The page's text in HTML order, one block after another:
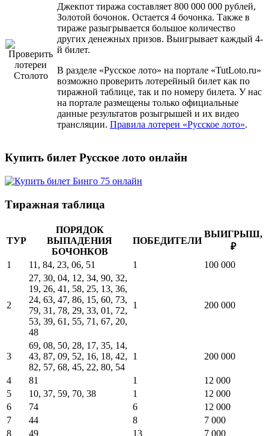
Джекпот тиража составляет 800 000 000 рублей,
Золотой бочонок. Остается 4 бочонка. Также в
тираже разыгрывается большое количество
других денежных призов. Выигрывает каждый 4-
й билет.
В разделе «Русское лото» на портале «TutLoto.ru»
возможно проверить лотерейный билет как по
тиражной таблице, так и по номеру билета. У нас
на портале размещены только официальные
данные результатов розыгрышей и их видео
трансляции. Правила лотереи «Русское лото».
Купить билет Русское лото онлайн
Тиражная таблица
ТУР
ПОРЯДОК
ВЫПАДЕНИЯ
БОЧОНКОВ
ПОБЕДИТЕЛИ
ВЫИГРЫШ,
₽
1
11, 84, 23, 06, 51 1 100 000
2
27, 30, 04, 12, 34, 90, 32,
19, 26, 41, 58, 25, 13, 36,
24, 63, 47, 86, 15, 60, 73,
79, 31, 78, 29, 33, 01, 72,
53, 39, 61, 55, 71, 67, 20,
48
1 200 000
3
69, 08, 50, 28, 17, 35, 14,
43, 87, 09, 52, 16, 18, 42,
82, 57, 68, 45, 22, 80, 54
1 200 000
4 81 1
12 000
5
10, 37, 59, 70, 38 1
12 000
6
74 6
12 000
7
44 8
7 000
8
49 13
7 000